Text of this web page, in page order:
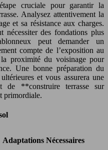
cruciale pour garantir la
Analysez attentivement la
et sa résistance aux charges.
nécessiter des fondations plus
peut demander un
compte de l’exposition au
proximité du voisinage pour
Une bonne préparation du
et vous assurera une
de **construire terrasse sur
primordiale.
Adaptations Nécessaires